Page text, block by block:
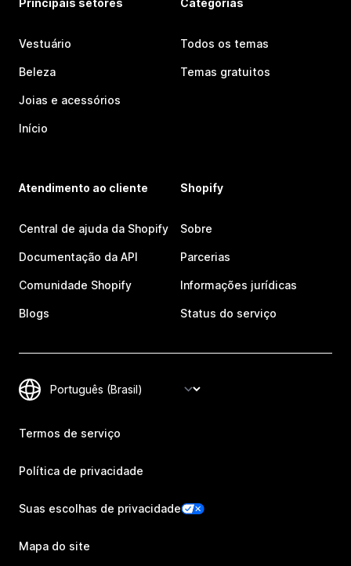
Principais setores
Vestuário
Beleza
Joias e acessórios
Início
Categorias
Todos os temas
Temas gratuitos
Atendimento ao cliente
Central de ajuda da Shopify
Documentação da API
Comunidade Shopify
Blogs
Shopify
Sobre
Parcerias
Informações jurídicas
Status do serviço
Termos de serviço
Política de privacidade
Suas escolhas de privacidade
Mapa do site